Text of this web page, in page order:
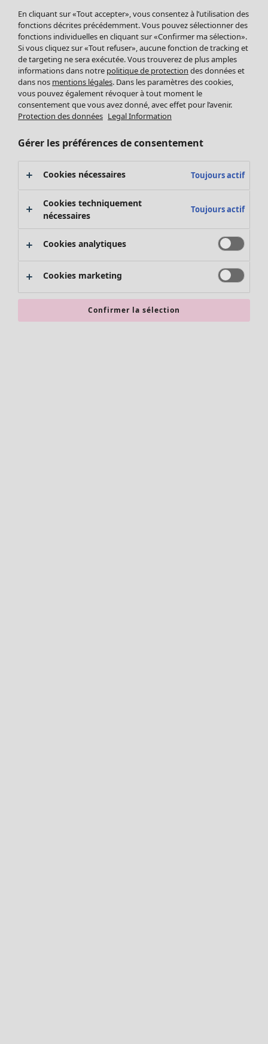
Leggings et collants
Accessoires
Chaussures
Vêtements de bain
Basics
Soldes Mobilier
Bonnes affaires déco
Décoration
Textiles
Tapis
Éponge
Promos SOLDES
Les promos de Gudrun Sjödén
Nouvel arrivage
Bonnes affaires en soldes - jusqu'à -70
En cliquant sur «Tout accepter», vous consentez à l’utilisation des
fonctions décrites précédemment. Vous pouvez sélectionner des
fonctions individuelles en cliquant sur «Confirmer ma sélection».
Si vous cliquez sur «Tout refuser», aucune fonction de tracking et
de targeting ne sera exécutée. Vous trouverez de plus amples
informations dans notre politique de protection des données et
dans nos mentions légales. Dans les paramètres des cookies,
vous pouvez également révoquer à tout moment le
consentement que vous avez donné, avec effet pour l’avenir.
Protection des données Legal Information
Gérer les préférences de consentement
Cookies nécessaires Toujours actif
Cookies techniquement
nécessaires
Toujours actif
Cookies analytiques
Cookies marketing
Confirmer la sélection